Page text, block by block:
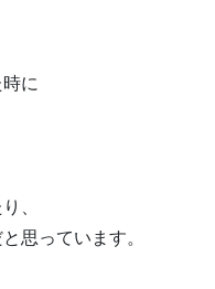
に
、
思っています。